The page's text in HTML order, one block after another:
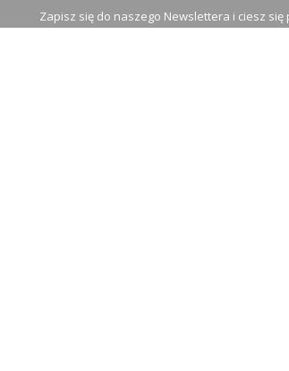
Zapisz się do naszego Newslettera i ciesz się